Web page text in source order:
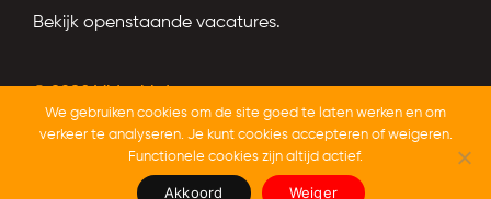
Bekijk openstaande vacatures.
© 2026 Videobird
Beoordeeld opTrustoo.nlmet een9,4van 10
We gebruiken cookies om de site goed te laten werken en om
verkeer te analyseren. Je kunt cookies accepteren of weigeren.
Functionele cookies zijn altijd actief.
Akkoord Weiger